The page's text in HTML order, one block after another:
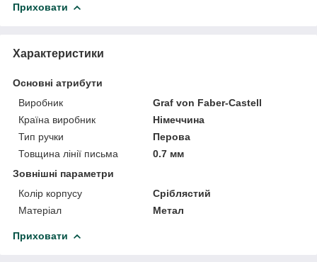
Приховати
Характеристики
Основні атрибути
Виробник
Graf von Faber-Castell
Країна виробник
Німеччина
Тип ручки
Перова
Товщина лінії письма
0.7 мм
Зовнішні параметри
Колір корпусу
Сріблястий
Матеріал
Метал
Приховати